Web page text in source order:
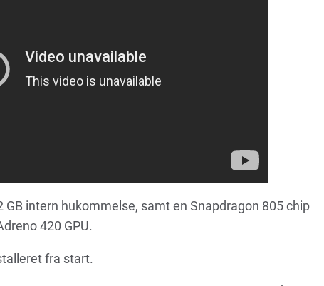
GB intern hukommelse, samt en Snapdragon 805 chip
420 GPU.
fra start.